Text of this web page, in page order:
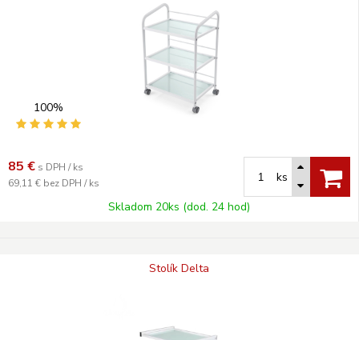
100%
85 € s DPH / ks
69,11 € bez DPH / ks
ks
Skladom 20ks (dod. 24 hod)
Stolík Delta